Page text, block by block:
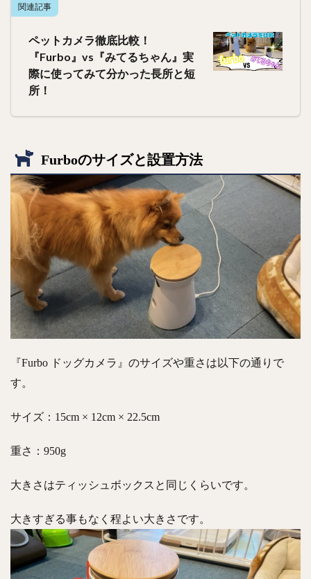
関連記事
ペットカメラ徹底比較！
『Furbo』vs『みてるちゃん』実
際に使ってみて分かった長所と短
所！
Furboのサイズと設置方法
『Furbo ドッグカメラ』のサイズや重さは以下の通りで
す。
サイズ：15cm × 12cm × 22.5cm
重さ：950g
大きさはティッシュボックスと同じくらいです。
大きすぎる事もなく程よい大きさです。